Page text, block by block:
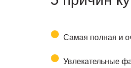
Самая полная и
Увлекательные